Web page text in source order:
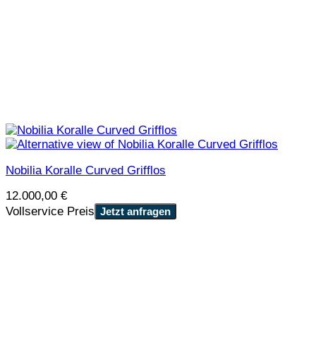
Nobilia Koralle Curved Grifflos
12.000,00 €
Vollservice Preis Jetzt anfragen